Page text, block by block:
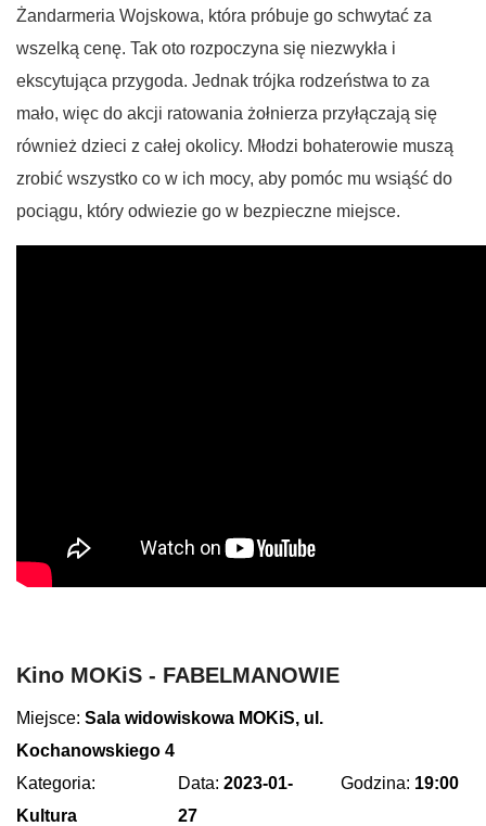
Żandarmeria Wojskowa, która próbuje go schwytać za
wszelką cenę. Tak oto rozpoczyna się niezwykła i
ekscytująca przygoda. Jednak trójka rodzeństwa to za
mało, więc do akcji ratowania żołnierza przyłączają się
również dzieci z całej okolicy. Młodzi bohaterowie muszą
zrobić wszystko co w ich mocy, aby pomóc mu wsiąść do
pociągu, który odwiezie go w bezpieczne miejsce.
Kino MOKiS - FABELMANOWIE
Miejsce: Sala widowiskowa MOKiS, ul.
Kochanowskiego 4
Kategoria:
Kultura
Data:2023-01-
27
Godzina: 19:00